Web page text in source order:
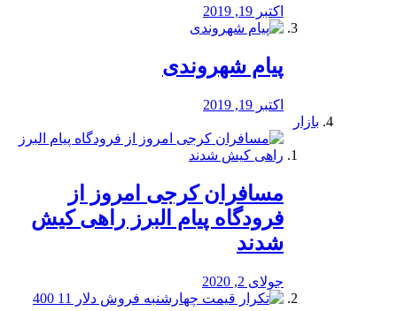
اکتبر 19, 2019
پیام شهروندی
اکتبر 19, 2019
بازار
مسافران کرجی امروز از
فرودگاه پیام البرز راهی کیش
شدند
جولای 2, 2020